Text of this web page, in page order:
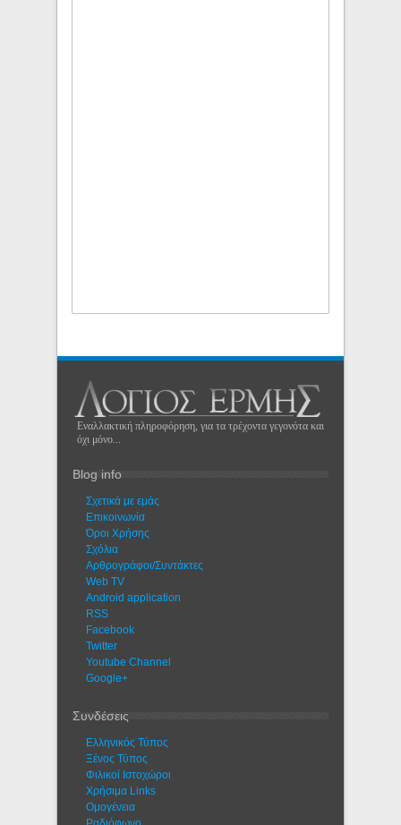
Εναλλακτική πληροφόρηση, για τα τρέχοντα γεγονότα και
όχι μόνο...
Blog info
Σχετικά με εμάς
Eπικοινωνία
Όροι Χρήσης
Σχόλια
Αρθρογράφοι/Συντάκτες
Web TV
Android application
RSS
Facebook
Twitter
Youtube Channel
Google+
Συνδέσεις
Ελληνικός Τύπος
Ξένος Τύπος
Φιλικοί Ιστοχώροι
Χρήσιμα Links
Ομογένεια